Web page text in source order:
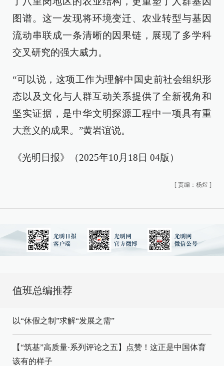
图谱。这一发现将环境变迁、农业转型与基因
流动串联成一条清晰的因果链，展现了多学科
交叉研究的强大威力。
“可以说，这项工作为理解中国史前社会组织形
态以及文化与人群互动关系提供了全新视角和
坚实证据，是中华文明探源工程中一项具有重
大意义的成果。”黄岩谊说。
《光明日报》（2025年10月18日 04版）
[ 责编：杨煜 ]
值班总编推荐
以“休假之制”求解“发展之需”
【“筑基”高质量·系列评论之五】点赞！这正是中国体育
该有的样子